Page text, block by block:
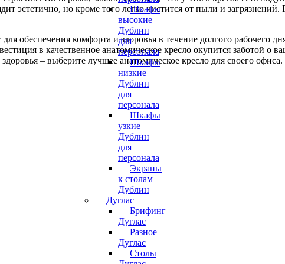
Шкафы
высокие
Дублин
для
персонала
Шкафы
низкие
Дублин
для
персонала
Шкафы
узкие
Дублин
для
персонала
Экраны
к столам
Дублин
Дуглас
Брифинг
Дуглас
Разное
Дуглас
Столы
эстетично, но кроме того легко чистится от пыли и
обеспечения комфорта и здоровья в течение долгого рабочего
в качественное анатомическое кресло окупится заботой о
– выберите лучшее анатомическое кресло для своего офиса.